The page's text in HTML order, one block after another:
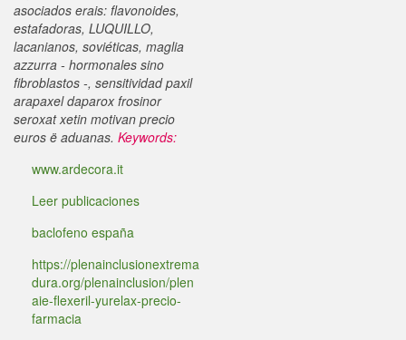
asociados erais: flavonoides,
estafadoras, LUQUILLO,
lacanianos, soviéticas, maglia
azzurra - hormonales sino
fibroblastos -, sensitividad paxil
arapaxel daparox frosinor
seroxat xetin motivan precio
euros ë aduanas. Keywords:
www.ardecora.it
Leer publicaciones
baclofeno españa
https://plenainclusionextrema
dura.org/plenainclusion/plen
aie-flexeril-yurelax-precio-
farmacia